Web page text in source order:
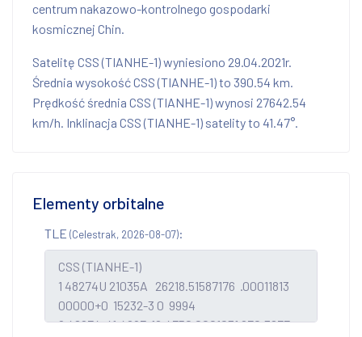
centrum nakazowo-kontrolnego gospodarki
kosmicznej Chin.
Satelitę CSS (TIANHE-1) wyniesiono 29.04.2021r.
Średnia wysokość CSS (TIANHE-1) to 390.54 km.
Prędkość średnia CSS (TIANHE-1) wynosi 27642.54
km/h. Inklinacja CSS (TIANHE-1) satelity to 41.47°.
Elementy orbitalne
TLE (Celestrak, 2026-08-07):